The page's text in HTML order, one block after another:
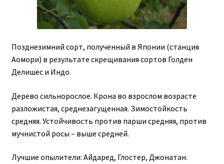
Позднезимний сорт, полученный в Японии (станция
Аомори) в результате скрещивания сортов Голден
Делишес и Индо.
Дерево сильнорослое. Крона во взрослом возрасте
разложистая, среднезагущенная. Зимостойкость
средняя. Устойчивость против парши средняя, против
мучнистой росы – выше средней.
Лучшие опылители: Айдаред, Глостер, Джонатан.